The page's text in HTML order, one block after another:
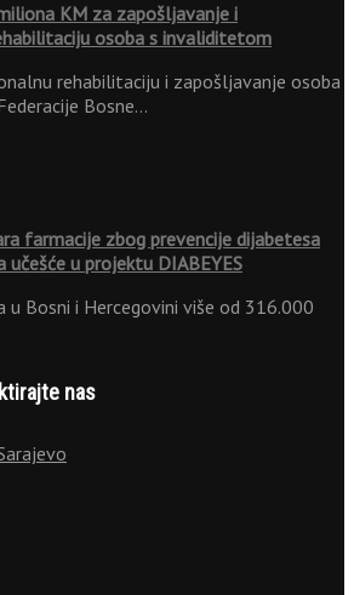
KM za zapošljavanje i
osoba s invaliditetom
rehabilitaciju i zapošljavanje osoba
Bosne…
farmacije zbog prevencije dijabetesa
učešće u projektu DIABEYES
u Bosni i Hercegovini više od 316.000
nas